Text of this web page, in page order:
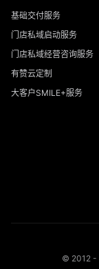
基础交付服务
门店私域启动服务
门店私域经营咨询服务
有赞云定制
大客户SMILE+服务
© 2012 -